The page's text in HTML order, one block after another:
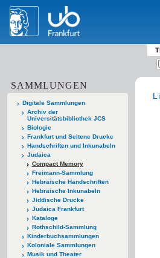
SAMMLUNGEN
Digitale Sammlungen
Archiv der
Universitätsbibliothek JCS
Biologie
Frankfurt und Seltene Drucke
Handschriften und Inkunabeln
Judaica
Compact Memory
Freimann-Sammlung
Hebräische Handschriften
Hebräische Inkunabeln
Jiddische Drucke
Judaica Frankfurt
Kataloge
Rothschild-Sammlung
Kinderbuchsammlungen
Koloniale Sammlungen
Musik und Theater